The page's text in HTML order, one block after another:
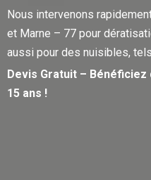
Nous intervenons
et Marne – 77 pour
aussi pour des nuisibles,
Devis Gratuit –
15 ans !